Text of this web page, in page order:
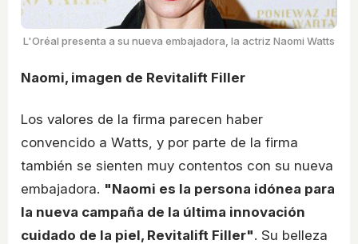
L'Oréal presenta a su nueva embajadora, la actriz Naomi Watts
Naomi, imagen de Revitalift Filler
Los valores de la firma parecen haber
convencido a Watts, y por parte de la firma
también se sienten muy contentos con su nueva
embajadora. "Naomi es la persona idónea para
la nueva campaña de la última innovación
cuidado de la piel, Revitalift Filler". Su belleza